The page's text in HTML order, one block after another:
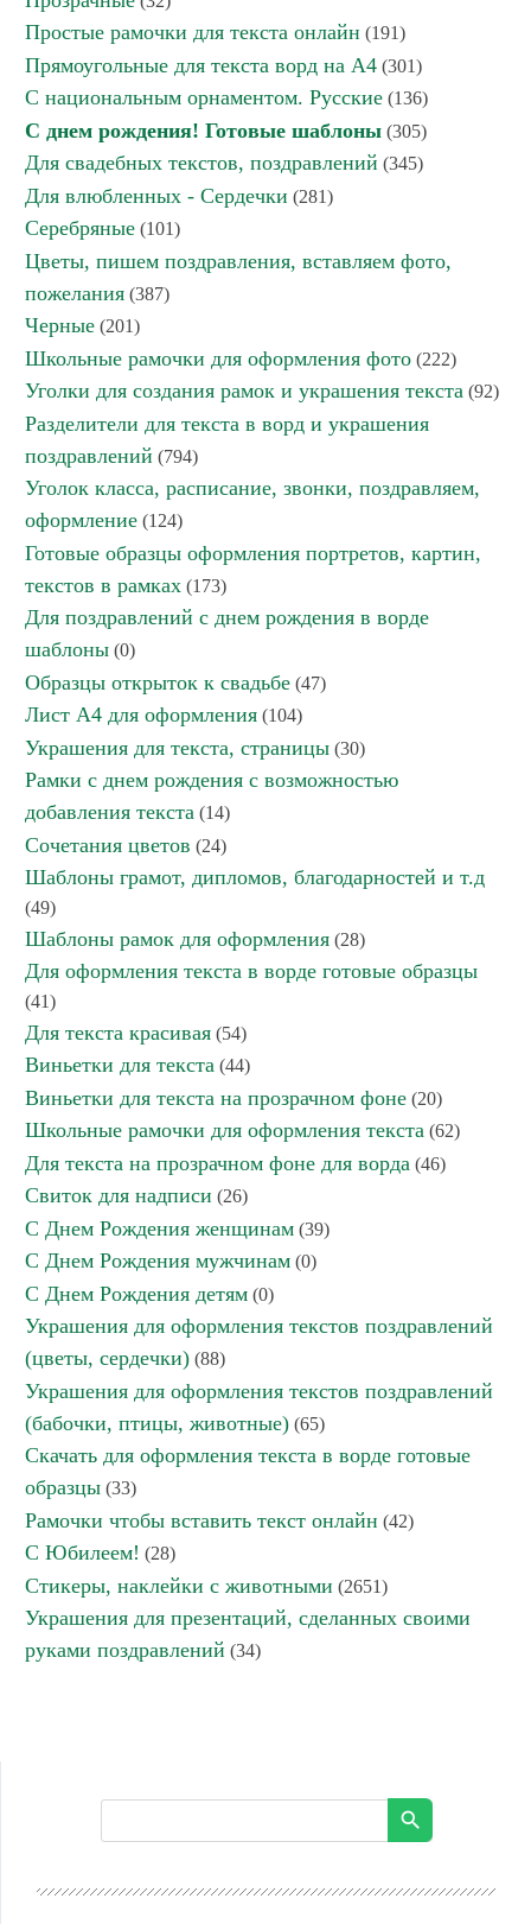
Простые рамочки для текста онлайн (191)
Прямоугольные для текста ворд на А4 (301)
С национальным орнаментом. Русские (136)
С днем рождения! Готовые шаблоны (305)
Для свадебных текстов, поздравлений (345)
Для влюбленных - Сердечки (281)
Серебряные (101)
Цветы, пишем поздравления, вставляем фото,
пожелания (387)
Черные (201)
Школьные рамочки для оформления фото (222)
Уголки для создания рамок и украшения текста (92)
Разделители для текста в ворд и украшения
поздравлений (794)
Уголок класса, расписание, звонки, поздравляем,
оформление (124)
Готовые образцы оформления портретов, картин,
текстов в рамках (173)
Для поздравлений с днем рождения в ворде
шаблоны (0)
Образцы открыток к свадьбе (47)
Лист А4 для оформления (104)
Украшения для текста, страницы (30)
Рамки с днем рождения с возможностью
добавления текста (14)
Сочетания цветов (24)
Шаблоны грамот, дипломов, благодарностей и т.д
(49)
Шаблоны рамок для оформления (28)
Для оформления текста в ворде готовые образцы
(41)
Для текста красивая (54)
Виньетки для текста (44)
Виньетки для текста на прозрачном фоне (20)
Школьные рамочки для оформления текста (62)
Для текста на прозрачном фоне для ворда (46)
Свиток для надписи (26)
С Днем Рождения женщинам (39)
С Днем Рождения мужчинам (0)
С Днем Рождения детям (0)
Украшения для оформления текстов поздравлений
(цветы, сердечки) (88)
Украшения для оформления текстов поздравлений
(бабочки, птицы, животные) (65)
Скачать для оформления текста в ворде готовые
образцы (33)
Рамочки чтобы вставить текст онлайн (42)
С Юбилеем! (28)
Стикеры, наклейки с животными (2651)
Украшения для презентаций, сделанных своими
руками поздравлений (34)